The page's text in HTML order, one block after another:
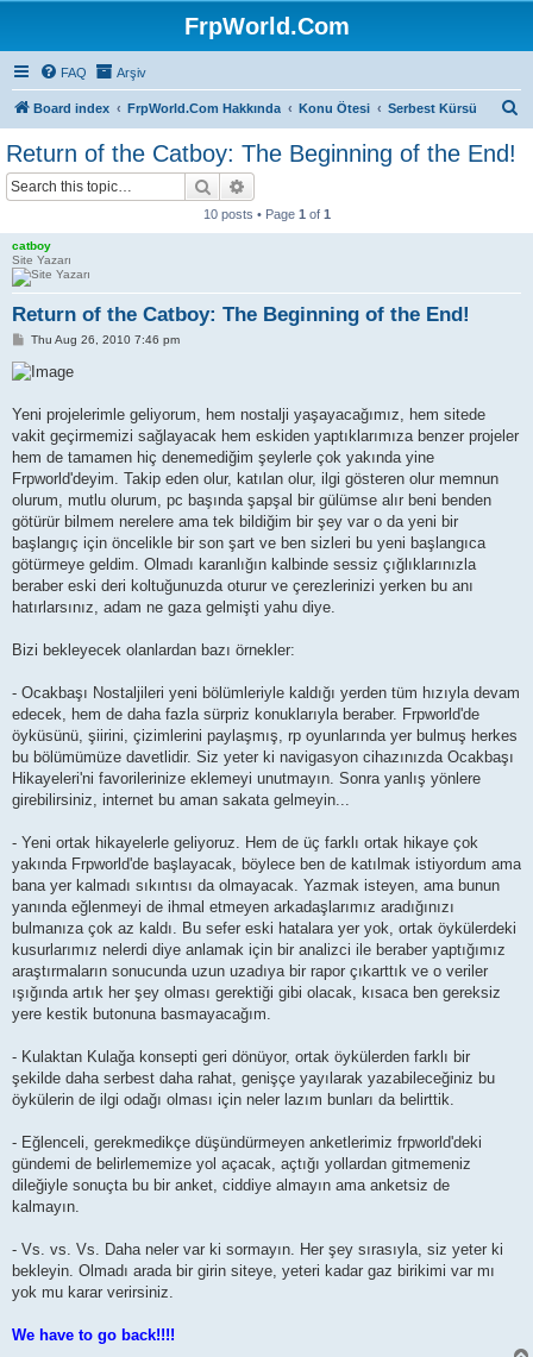
FrpWorld.Com
FAQ Arşiv
Board index FrpWorld.Com Hakkında Konu Ötesi Serbest Kürsü
Return of the Catboy: The Beginning of the End!
Search
10 posts • Page 1 of 1
catboy
Site Yazarı
Return of the Catboy: The Beginning of the End!
P
s
t
Thu Aug 26, 2010 7:46 pm
Yeni projelerimle geliyorum, hem nostalji yaşayacağımız, hem sitede
vakit geçirmemizi sağlayacak hem eskiden yaptıklarımıza benzer projeler
hem de tamamen hiç denemediğim şeylerle çok yakında yine
Frpworld'deyim. Takip eden olur, katılan olur, ilgi gösteren olur memnun
olurum, mutlu olurum, pc başında şapşal bir gülümse alır beni benden
götürür bilmem nerelere ama tek bildiğim bir şey var o da yeni bir
başlangıç için öncelikle bir son şart ve ben sizleri bu yeni başlangıca
götürmeye geldim. Olmadı karanlığın kalbinde sessiz çığlıklarınızla
beraber eski deri koltuğunuzda oturur ve çerezlerinizi yerken bu anı
hatırlarsınız, adam ne gaza gelmişti yahu diye.
Bizi bekleyecek olanlardan bazı örnekler:
- Ocakbaşı Nostaljileri yeni bölümleriyle kaldığı yerden tüm hızıyla devam
edecek, hem de daha fazla sürpriz konuklarıyla beraber. Frpworld'de
öyküsünü, şiirini, çizimlerini paylaşmış, rp oyunlarında yer bulmuş herkes
bu bölümümüze davetlidir. Siz yeter ki navigasyon cihazınızda Ocakbaşı
Hikayeleri'ni favorilerinize eklemeyi unutmayın. Sonra yanlış yönlere
girebilirsiniz, internet bu aman sakata gelmeyin...
- Yeni ortak hikayelerle geliyoruz. Hem de üç farklı ortak hikaye çok
yakında Frpworld'de başlayacak, böylece ben de katılmak istiyordum ama
bana yer kalmadı sıkıntısı da olmayacak. Yazmak isteyen, ama bunun
yanında eğlenmeyi de ihmal etmeyen arkadaşlarımız aradığınızı
bulmanıza çok az kaldı. Bu sefer eski hatalara yer yok, ortak öykülerdeki
kusurlarımız nelerdi diye anlamak için bir analizci ile beraber yaptığımız
araştırmaların sonucunda uzun uzadıya bir rapor çıkarttık ve o veriler
ışığında artık her şey olması gerektiği gibi olacak, kısaca ben gereksiz
yere kestik butonuna basmayacağım.
- Kulaktan Kulağa konsepti geri dönüyor, ortak öykülerden farklı bir
şekilde daha serbest daha rahat, genişçe yayılarak yazabileceğiniz bu
öykülerin de ilgi odağı olması için neler lazım bunları da belirttik.
- Eğlenceli, gerekmedikçe düşündürmeyen anketlerimiz frpworld'deki
gündemi de belirlememize yol açacak, açtığı yollardan gitmemeniz
dileğiyle sonuçta bu bir anket, ciddiye almayın ama anketsiz de
kalmayın.
- Vs. vs. Vs. Daha neler var ki sormayın. Her şey sırasıyla, siz yeter ki
bekleyin. Olmadı arada bir girin siteye, yeteri kadar gaz birikimi var mı
yok mu karar verirsiniz.
We have to go back!!!!